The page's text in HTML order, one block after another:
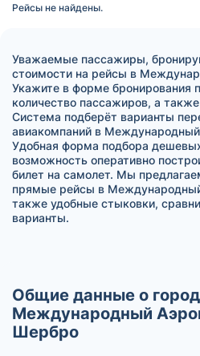
Рейсы не найдены.
Уважаемые пассажиры,
стоимости на рейсы в
Укажите в форме бронирования
количество пассажиров, а
Система подберёт варианты
авиакомпаний в
Удобная форма подбора
возможность оперативно
билет на самолет. Мы
прямые рейсы в
также удобные стыковки,
варианты.
Общие данные о
Международный
Шербро